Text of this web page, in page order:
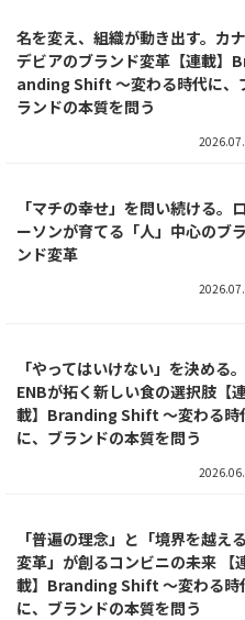
名を変え、組織が動き出す。カナ
デビアのブランド変革【連載】
anding Shift ～変わる時代に、
ランドの本質を問う
「マチの幸せ」を問い続ける。ロ
ーソンが育てる「人」中心のブラ
ンド変革
「やってはいけない」を決める
ENBが拓く新しい食の選択肢【
載】Branding Shift ～変わる時
に、ブランドの本質を問う
「普遍の理念」と「境界を越える
変革」が創るコンビニの未来 【
載】Branding Shift ～変わる時
に、ブランドの本質を問う